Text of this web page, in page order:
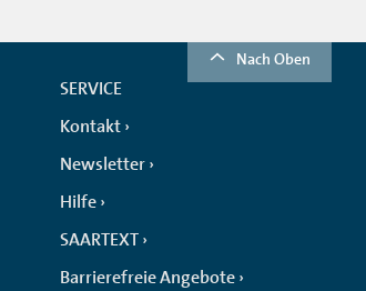
Nach Oben
SERVICE
Kontakt
Newsletter
Hilfe
SAARTEXT
Barrierefreie Angebote